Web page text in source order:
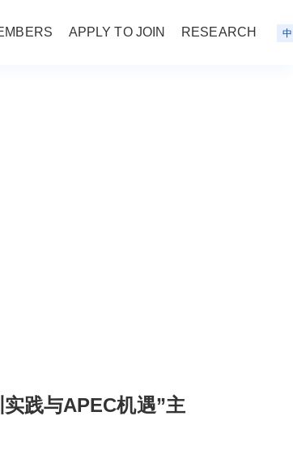
中
APPLY TO JOIN RESEARCH
践与APEC机遇”主